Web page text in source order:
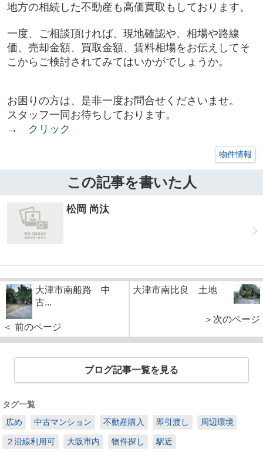
地方の相続した不動産も高価買取もしております。
一度、ご相談頂ければ、現地確認や、相場や路線
価、売却金額、買取金額、賃料相場をお伝えしてそ
こからご検討されてみてはいかがでしょうか。
お困りの方は、是非一度お問合せくださいませ。
スタッフ一同お待ちしております。
→
クリック
物件情報
この記事を書いた人
松岡 尚汰
大津市南船路 中
古...
＜ 前のページ
大津市南比良 土地
＞次のページ
ブログ記事一覧を見る
タグ一覧
広め
中古マンション 不動産購入 即引渡し 周辺環境
２沿線利用可 大阪市内 物件探し 駅近